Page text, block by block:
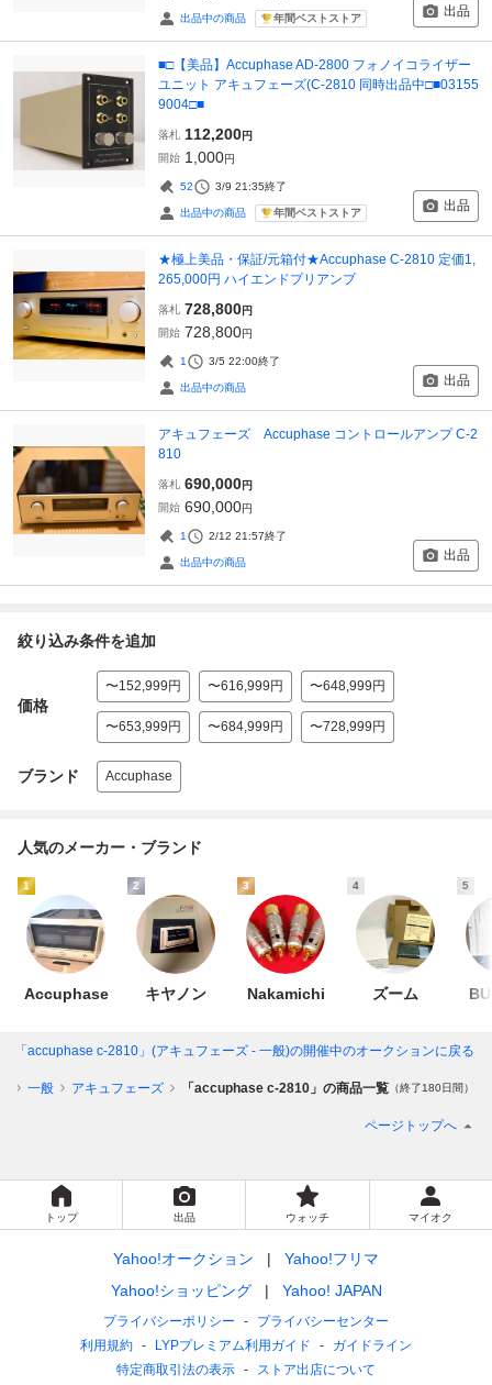
出品中の商品 年間ベストストア 出品
■□【美品】Accuphase AD-2800 フォノイコライザー
ユニット アキュフェーズ(C-2810 同時出品中□■03155
9004□■
落札 112,200円
開始 1,000円
52 3/9 21:35終了
出品中の商品 年間ベストストア 出品
★極上美品・保証/元箱付★Accuphase C-2810 定価1,
265,000円 ハイエンドプリアンプ
落札 728,800円
開始 728,800円
1 3/5 22:00終了
出品中の商品 出品
アキュフェーズ Accuphase コントロールアンプ C-2
810
落札 690,000円
開始 690,000円
1 2/12 21:57終了
出品中の商品 出品
絞り込み条件を追加
価格
〜152,999円 〜616,999円 〜648,999円
〜653,999円 〜684,999円 〜728,999円
ブランド Accuphase
人気のメーカー・ブランド
1
Accuphase
2
キヤノン
3
Nakamichi
4
ズーム
5
「accuphase c-2810」(アキュフェーズ - 一般)の開催中のオークションに戻る
一般 アキュフェーズ 「accuphase c-2810」の商品一覧 （終了180日間）
ページトップへ
トップ 出品 ウォッチ マイオク
Yahoo!オークション
Yahoo!フリマ
Yahoo!ショッピング
Yahoo! JAPAN
プライバシーポリシー
プライバシーセンター
利用規約
LYPプレミアム利用ガイド
ガイドライン
特定商取引法の表示
ストア出店について